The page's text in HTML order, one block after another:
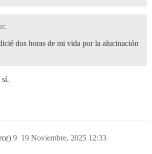
dos horas de mi vida por la alucinación
sí.
19 Noviembre, 2025 12:33
9